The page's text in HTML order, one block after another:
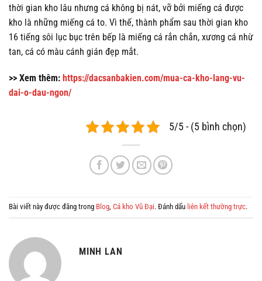
thời gian kho lâu nhưng cá không bị nát, vỡ bởi miếng cá được
kho là những miếng cá to. Vì thế, thành phẩm sau thời gian kho
16 tiếng sôi lục bục trên bếp là miếng cá rắn chắn, xương cá nhừ
tan, cá có màu cánh gián đẹp mắt.
>> Xem thêm: https://dacsanbakien.com/mua-ca-kho-lang-vu-
dai-o-dau-ngon/
5/5 - (5 bình chọn)
Bài viết này được đăng trong Blog, Cá kho Vũ Đại. Đánh dấu liên kết thường trực.
MINH LAN